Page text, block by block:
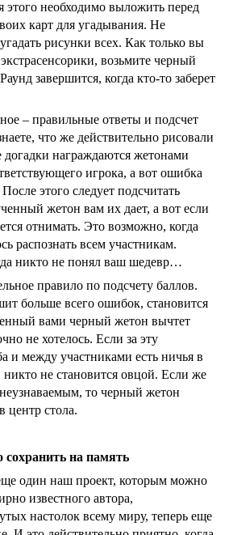
этого необходимо выложить перед
карт для угадывания. Не
рисунки всех. Как только вы
возьмите черный
завершится, когда кто-то заберет
– правильные ответы и подсчет
что же действительно рисовали
награждаются жетонами
игрока, а вот ошибка
этого следует подсчитать
жетон вам их дает, а вот если
отнимать. Это возможно, когда
распознать всем участникам.
никто не понял ваш шедевр…
правило по подсчету баллов.
больше всего ошибок, становится
вами черный жетон вычтет
не хотелось. Если за эту
и между участниками есть ничья в
никто не становится овцой. Если же
то черный жетон
центр стола.
на память
один наш проект, которым можно
известного автора,
настолок всему миру, теперь еще